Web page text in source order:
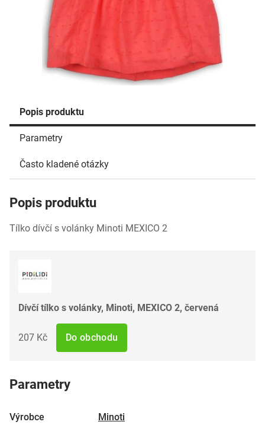
Popis produktu
Parametry
Často kladené otázky
Popis produktu
Tílko dívčí s volánky Minoti MEXICO 2
Dívčí tílko s volánky, Minoti, MEXICO 2, červená
207 Kč Do obchodu
Parametry
Výrobce Minoti